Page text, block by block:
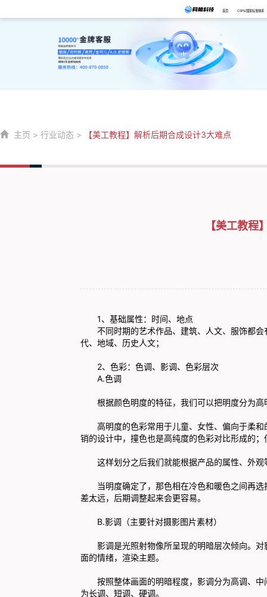
首页 CSPS/国家标准体系
主页 > 行业动态 > 【美工教程】解析后期合成设计3大难点
【美工教程
1、基础属性：时间、地点
不同时期的艺术作品、建筑、人文、服饰都
代、地域、历史人文；
2、色彩：色调、影调、色彩层次
A.色调
根据颜色明度的特征，我们可以把明度分为
高明度的色彩常用于儿童、女性、偏向于柔
销的设计中，撞色也是高纯度的色彩对比形成的
这样划分之后我们就能根据产品的属性、外
当明度确定了，那色相在冷色和暖色之间再
差太远，后期调整起来会更容易。
B.影调（主要针对摄影图片素材）
影调是光照射物像所呈现的明暗层次倾向。
面的情绪，渲染主题。
按照整体画面的明暗程度，影调分为高调、
为长调、短调、硬调。